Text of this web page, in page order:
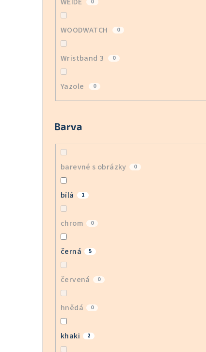
0
WOODWATCH 0
Wristband 3 0
Yazole 0
Barva
barevné s obrázky 0
bílá 1
chrom 0
černá 5
červená 0
hnědá 0
khaki 2